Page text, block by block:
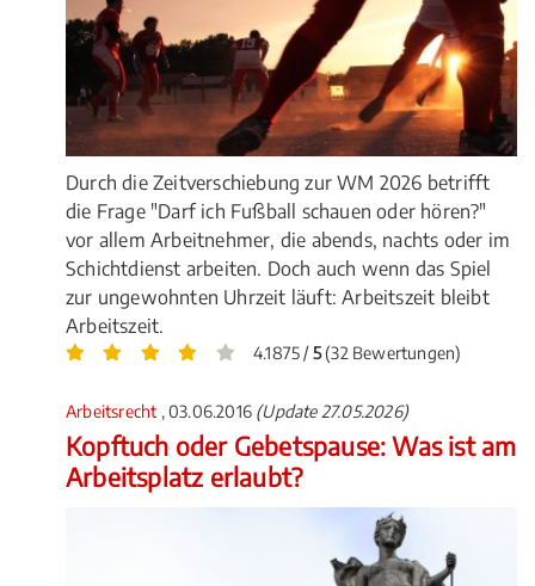
Durch die Zeitverschiebung zur WM 2026 betrifft
die Frage "Darf ich Fußball schauen oder hören?"
vor allem Arbeitnehmer, die abends, nachts oder im
Schichtdienst arbeiten. Doch auch wenn das Spiel
zur ungewohnten Uhrzeit läuft: Arbeitszeit bleibt
Arbeitszeit.
4.1875 / 5(32 Bewertungen)
Arbeitsrecht , 03.06.2016 (Update 27.05.2026)
Kopftuch oder Gebetspause: Was ist am
Arbeitsplatz erlaubt?